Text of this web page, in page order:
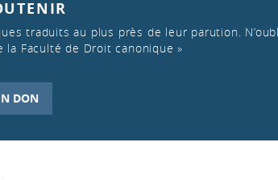
traduits au plus près de leur parution.
la Faculté de Droit canonique »
DON